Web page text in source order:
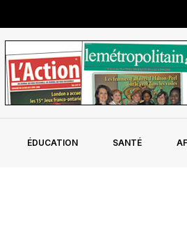
ÉDUCATION SANTÉ